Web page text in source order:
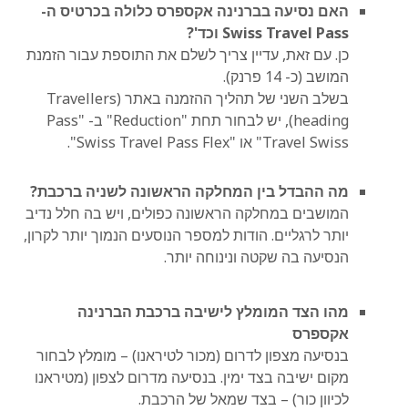
האם נסיעה בברנינה אקספרס כלולה בכרטיס ה-
Swiss Travel Pass וכד'?
כן. עם זאת, עדיין צריך לשלם את התוספת עבור הזמנת
המושב (כ- 14 פרנק).
בשלב השני של תהליך ההזמנה באתר (Travellers
heading), יש לבחור תחת "Reduction" ב- "Pass
Travel Swiss" או "Swiss Travel Pass Flex".
מה ההבדל בין המחלקה הראשונה לשניה ברכבת?
המושבים במחלקה הראשונה כפולים, ויש בה חלל נדיב
יותר לרגליים. הודות למספר הנוסעים הנמוך יותר לקרון,
הנסיעה בה שקטה ונינוחה יותר.
מהו הצד המומלץ לישיבה ברכבת הברנינה
אקספרס
בנסיעה מצפון לדרום (מכור לטיראנו) – מומלץ לבחור
מקום ישיבה בצד ימין. בנסיעה מדרום לצפון (מטיראנו
לכיוון כור) – בצד שמאל של הרכבת.